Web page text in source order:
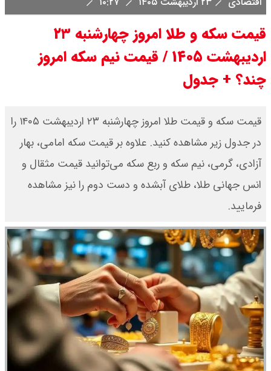
قیمت سکه و طلا امروز چهارشنبه ۲۳
اردیبهشت ۱۴۰۵ / قیمت نیم سکه امروز
چند؟ + جدول
قیمت سکه و قیمت طلا امروز چهارشنبه ۲۳ اردیبهشت ۱۴۰۵ را
در جدول زیر مشاهده کنید. علاوه بر قیمت سکه امامی، بهار
آزادی، گرمی، نیم سکه و ربع سکه می‌توانید قیمت مثقال و
انس جهانی طلا، طلای آبشده و دست دوم را نیز مشاهده
فرمایید.